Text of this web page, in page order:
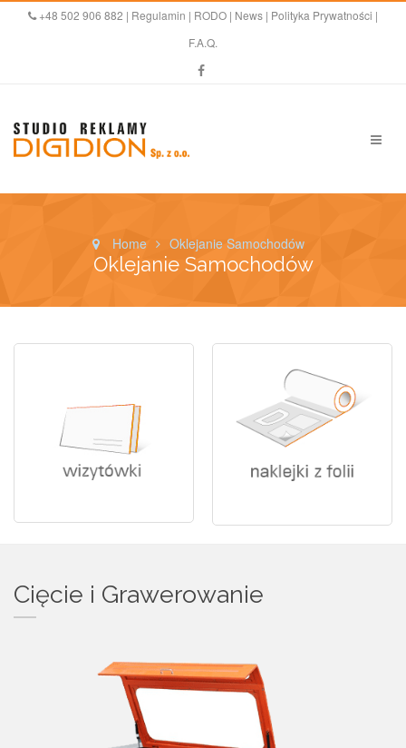
+48 502 906 882 | Regulamin | RODO | News | Polityka Prywatności |
F.A.Q.
Home Oklejanie Samochodów
Oklejanie Samochodów
Cięcie i Grawerowanie